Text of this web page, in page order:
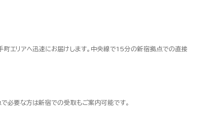
町エリアへ迅速にお届けします。中央線で15分の新宿拠点での直接
必要な方は新宿での受取もご案内可能です。